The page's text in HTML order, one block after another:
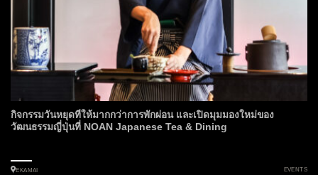
กิจกรรมวันหยุดที่ให้มากกว่าการพักผ่อน และเปิดมุมมองใหม่ของ
วัฒนธรรมญี่ปุ่นที่ NOAN Japanese Tea & Dining
EKAMAI EVENTS